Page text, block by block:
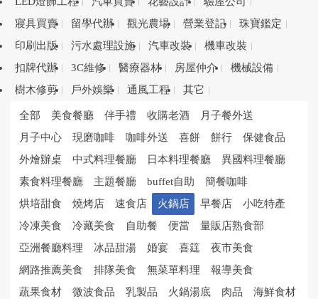
寢具買賣
留學代辦 觀光農場 營業登記
珠寶鑑定
印刷出版
污水處理設施 汽車改裝
機車改裝
扣牌代辦
3C維修 醫療器材 房屋仲介
機械設備
樹木修剪
戶外娛樂 通風工程 其它
全部 美食餐廳 伴手禮 收購老酒
月子餐外送
月子中心
現磨咖啡 咖啡外送 喜餅 餅行
保健食品
外燴辦桌
中式料理餐廳 日本料理餐廳
異國料理餐廳
素食料理餐廳
主題餐廳 buffet自助
簡餐咖啡
烘培甜食
燒烤店 速食店 火鍋店 早餐店
小吃特產
冷凍美食
冷藏美食 自助餐 便當
量販店熟食部
亞洲餐廳料理
冰品甜湯 婚宴 喜筳
夜市美食
網路推薦美食
排隊美食 無菜單料理
報導美食
蔬果食材
微波食品 乳製品 火鍋湯底 肉品
海鮮食材